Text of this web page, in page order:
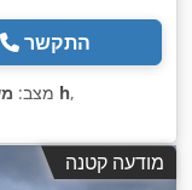
התקשר
מצב: 3,725 h,
מודעה קטנה